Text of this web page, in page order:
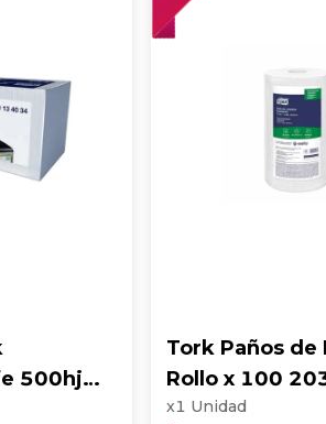
500hj
Tork Paños de
Rollo x 100
x1 Unidad